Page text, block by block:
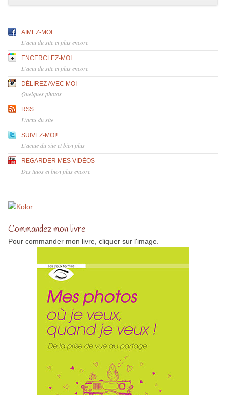
AIMEZ-MOI
L'actu du site et plus encore
ENCERCLEZ-MOI
L'actu du site et plus encore
DÉLIREZ AVEC MOI
Quelques photos
RSS
L'actu du site
SUIVEZ-MOI!
L'actue du site et bien plus
REGARDER MES VIDÉOS
Des tutos et bien plus encore
Commandez mon livre
Pour commander mon livre, cliquer sur l'image.